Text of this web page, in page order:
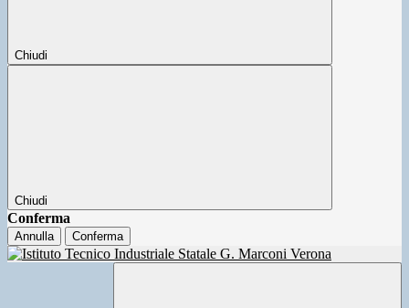
Chiudi
Chiudi
Conferma
Annulla Conferma